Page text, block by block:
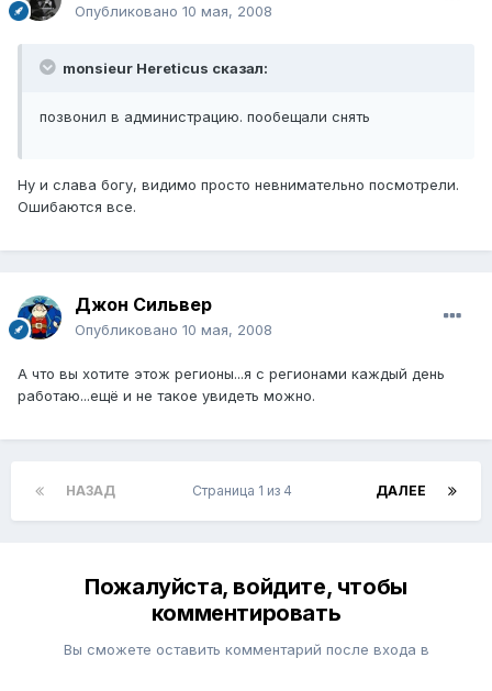
Опубликовано 10 мая, 2008
monsieur Hereticus сказал:
позвонил в администрацию. пообещали снять
Ну и слава богу, видимо просто невнимательно посмотрели.
Ошибаются все.
Джон Сильвер
Опубликовано 10 мая, 2008
А что вы хотите этож регионы...я с регионами каждый день
работаю...ещё и не такое увидеть можно.
НАЗАД ДАЛЕЕ
Страница 1 из 4
Пожалуйста, войдите, чтобы
комментировать
Вы сможете оставить комментарий после входа в